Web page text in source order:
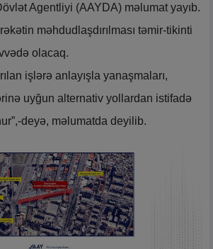
Agentliyi (AAYDA) məlumat yayıb.
məhdudlaşdırılması təmir-tikinti
olacaq.
işlərə anlayışla yanaşmaları,
uyğun alternativ yollardan istifadə
deyə, məlumatda deyilib.